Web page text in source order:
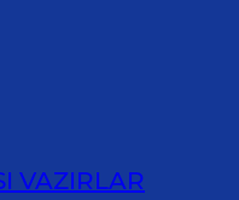
VAZIRLAR